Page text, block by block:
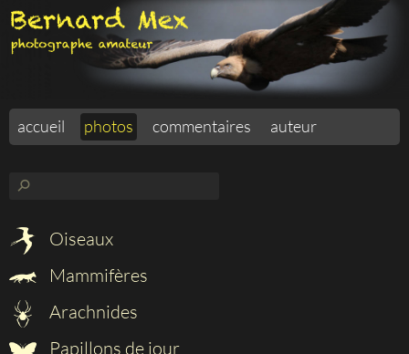
accueil photos commentaires auteur
⚲
Oiseaux
Mammifères
Arachnides
Papillons de jour